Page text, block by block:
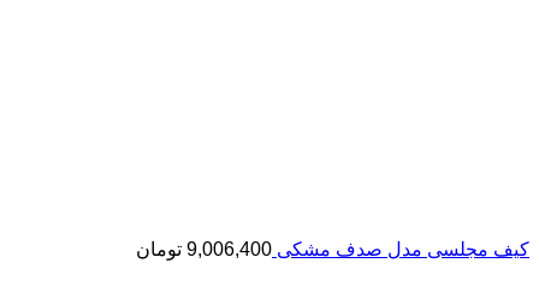
کیف مجلسی مدل صدف مشکی 9,006,400 تومان